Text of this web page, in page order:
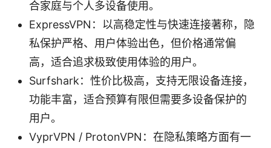
合家庭与个人多设备使用。
ExpressVPN：以高稳定性与快速连接著称，隐
私保护严格、用户体验出色，但价格通常偏
高，适合追求极致使用体验的用户。
Surfshark：性价比极高，支持无限设备连接，
功能丰富，适合预算有限但需要多设备保护的
用户。
VyprVPN / ProtonVPN：在隐私策略方面有一